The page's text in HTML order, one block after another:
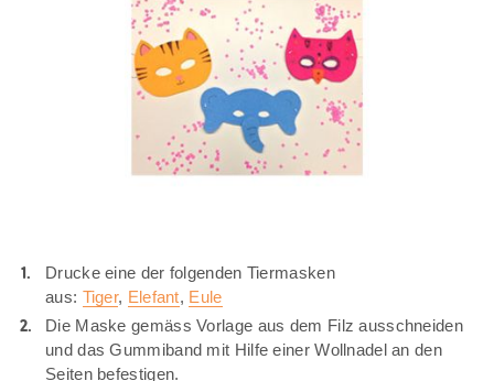
Drucke eine der folgenden Tiermasken
aus: Tiger, Elefant, Eule
Die Maske gemäss Vorlage aus dem Filz ausschneiden
und das Gummiband mit Hilfe einer Wollnadel an den
Seiten befestigen.